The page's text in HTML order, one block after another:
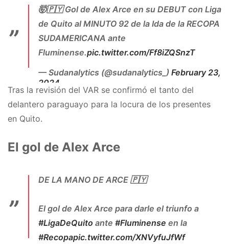
🤯🇵🇾 Gol de Alex Arce en su DEBUT con Liga
de Quito al MINUTO 92 de la Ida de la RECOPA
SUDAMERICANA ante
Fluminense.pic.twitter.com/Ff8iZQSnzT
— Sudanalytics (@sudanalytics_) February 23,
2024
Tras la revisión del VAR se confirmó el tanto del
delantero paraguayo para la locura de los presentes
en Quito.
El gol de Alex Arce
DE LA MANO DE ARCE 🇵🇾
El gol de Alex Arce para darle el triunfo a
#LigaDeQuito ante #Fluminense en la
#Recopapic.twitter.com/XNVyfuJfWf